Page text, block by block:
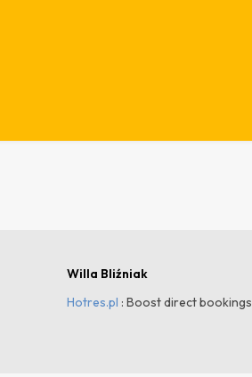
Willa Bliźniak
Hotres.pl : Boost direct bookings